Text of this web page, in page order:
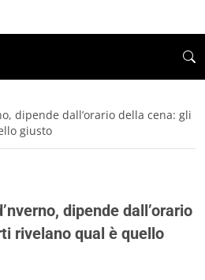
dipende dall’orario della cena: gli
giusto
dipende dall’orario
rivelano qual è quello